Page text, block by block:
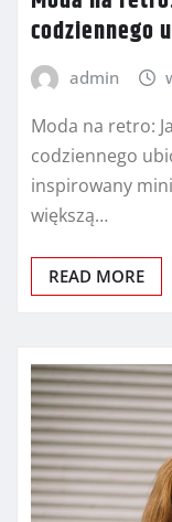
codziennego
admin
Moda na retro:
codziennego
inspirowany
większą…
READ MORE